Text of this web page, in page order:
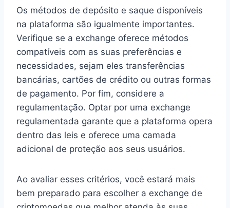
Os métodos de depósito e saque disponíveis
na plataforma são igualmente importantes.
Verifique se a exchange oferece métodos
compatíveis com as suas preferências e
necessidades, sejam eles transferências
bancárias, cartões de crédito ou outras formas
de pagamento. Por fim, considere a
regulamentação. Optar por uma exchange
regulamentada garante que a plataforma opera
dentro das leis e oferece uma camada
adicional de proteção aos seus usuários.
Ao avaliar esses critérios, você estará mais
bem preparado para escolher a exchange de